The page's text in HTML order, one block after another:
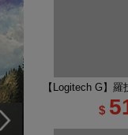
【Logitech G】
$